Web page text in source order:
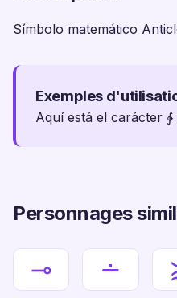
Símbolo matemático
Exemples
Aquí está el carácter
Personnages
⊸ ∸